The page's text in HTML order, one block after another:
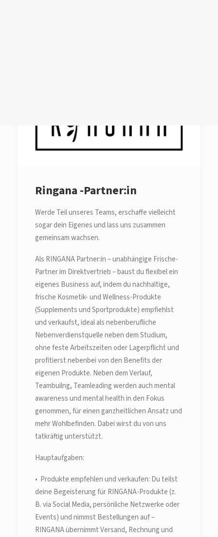
Ringana -Partner:in
Werde Teil unseres Teams, erschaffe vielleicht
sogar dein Eigenes und lass uns zusammen
gemeinsam wachsen.
Als RINGANA Partner:in – unabhängige Frische-
Partner im Direktvertrieb – baust du flexibel ein
eigenes Business auf, indem du nachhaltige,
frische Kosmetik- und Wellness-Produkte
(Supplements und Sportprodukte) empfiehlst
und verkaufst, ideal als nebenberufliche
Nebenverdienstquelle neben dem Studium,
ohne feste Arbeitszeiten oder Lagerpflicht und
profitierst nebenbei von den Benefits der
eigenen Produkte. Neben dem Verlauf,
Teambuilng, Teamleading werden auch mental
awareness und mental health in den Fokus
genommen, für einen ganzheitlichen Ansatz und
mehr Wohlbefinden. Dabei wirst du von uns
tatkräftig unterstützt.
Hauptaufgaben:
• Produkte empfehlen und verkaufen: Du teilst
deine Begeisterung für RINGANA-Produkte (z.
B. via Social Media, persönliche Netzwerke oder
Events) und nimmst Bestellungen auf –
RINGANA übernimmt Versand, Rechnung und